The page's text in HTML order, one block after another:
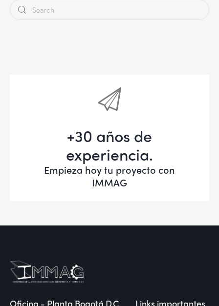
+30 años de
experiencia.
Empieza hoy tu proyecto con
IMMAG
Oficina - Planta Bogotá D.C. Links importantes